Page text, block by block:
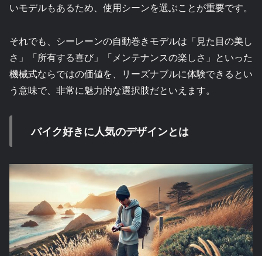
いモデルもあるため、使用シーンを選ぶことが重要です。
それでも、シーレーンの自動巻きモデルは「見た目の美し
さ」「所有する喜び」「メンテナンスの楽しさ」といった
機械式ならではの価値を、リーズナブルに体験できるとい
う意味で、非常に魅力的な選択肢だといえます。
バイク好きに人気のデザインとは